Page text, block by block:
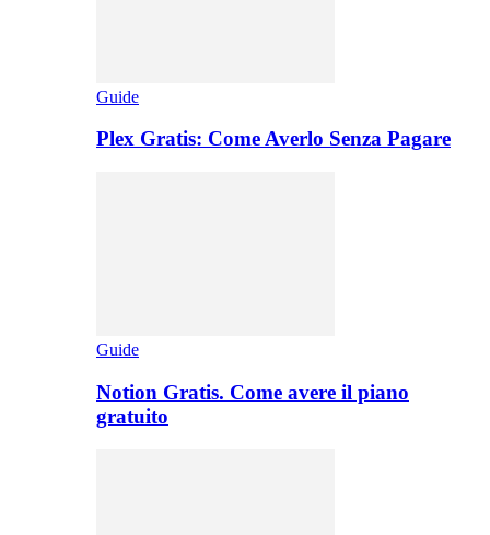
Guide
Plex Gratis: Come Averlo Senza Pagare
Guide
Notion Gratis. Come avere il piano
gratuito